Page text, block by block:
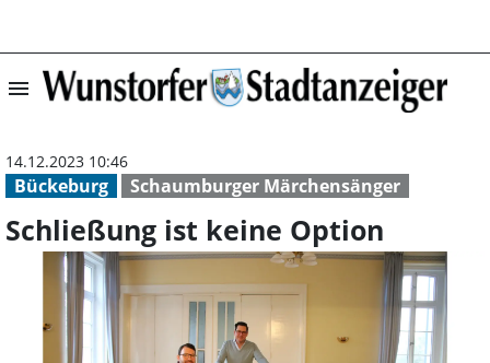
menu Schließung ist
Bückeburg Schaumburger Märchensänger
14.12.2023 10:46
Schließung ist keine Option